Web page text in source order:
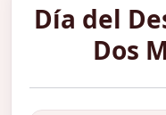
Día del
Dos